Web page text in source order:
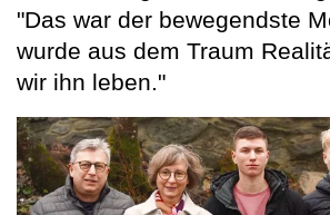
"Das war der bewegendste
wurde aus dem Traum
wir ihn leben."